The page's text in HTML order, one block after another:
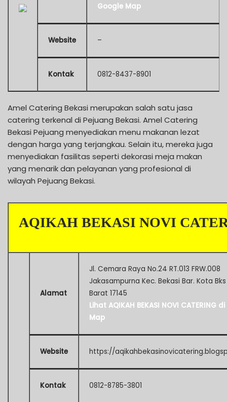
Google Map
Website –
Kontak 0812-8437-8901
Amel Catering Bekasi merupakan salah satu jasa
catering terkenal di Pejuang Bekasi. Amel Catering
Bekasi Pejuang menyediakan menu makanan lezat
dengan harga yang terjangkau. Selain itu, mereka juga
menyediakan fasilitas seperti dekorasi meja makan
yang menarik dan pelayanan yang profesional di
wilayah Pejuang Bekasi.
AQIKAH BEKASI NOVI
Alamat
Jl. Cemara Raya No.24 RT.013 FRW.008
Jakasampurna Kec. Bekasi Bar. Kota
Barat 17145
Lihat AQIKAH BEKASI NOVI CATERING
Map
Website https://
Kontak 0812-8785-3801